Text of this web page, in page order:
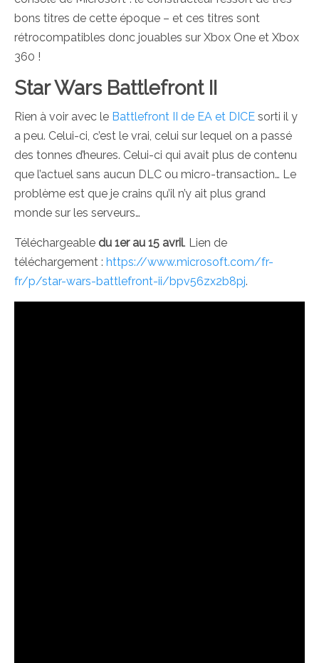
bons titres de cette époque – et ces titres sont
rétrocompatibles donc jouables sur Xbox One et Xbox
360 !
Star Wars Battlefront II
Rien à voir avec le Battlefront II de EA et DICE sorti il y
a peu. Celui-ci, c’est le vrai, celui sur lequel on a passé
des tonnes d’heures. Celui-ci qui avait plus de contenu
que l’actuel sans aucun DLC ou micro-transaction… Le
problème est que je crains qu’il n’y ait plus grand
monde sur les serveurs…
Téléchargeable du 1er au 15 avril. Lien de
téléchargement : https://www.microsoft.com/fr-
fr/p/star-wars-battlefront-ii/bpv56zx2b8pj.